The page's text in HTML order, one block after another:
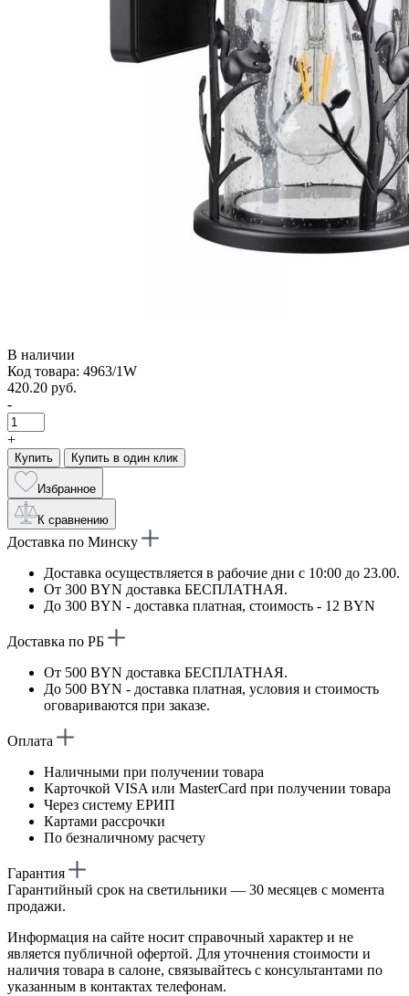
В наличии
Код товара: 4963/1W
420.20 руб.
-
+
Купить Купить в один клик
Избранное
К сравнению
Доставка по Минску
Доставка осуществляется в рабочие дни с 10:00 до 23.00.
От 300 BYN доставка БЕСПЛАТНАЯ.
До 300 BYN - доставка платная, стоимость - 12 BYN
Доставка по РБ
От 500 BYN доставка БЕСПЛАТНАЯ.
До 500 BYN - доставка платная, условия и стоимость
оговариваются при заказе.
Оплата
Наличными при получении товара
Карточкой VISA или MasterCard при получении товара
Через систему ЕРИП
Картами рассрочки
По безналичному расчету
Гарантия
Гарантийный срок на светильники — 30 месяцев с момента
продажи.
Информация на сайте носит справочный характер и не
является публичной офертой. Для уточнения стоимости и
наличия товара в салоне, связывайтесь с консультантами по
указанным в контактах телефонам.